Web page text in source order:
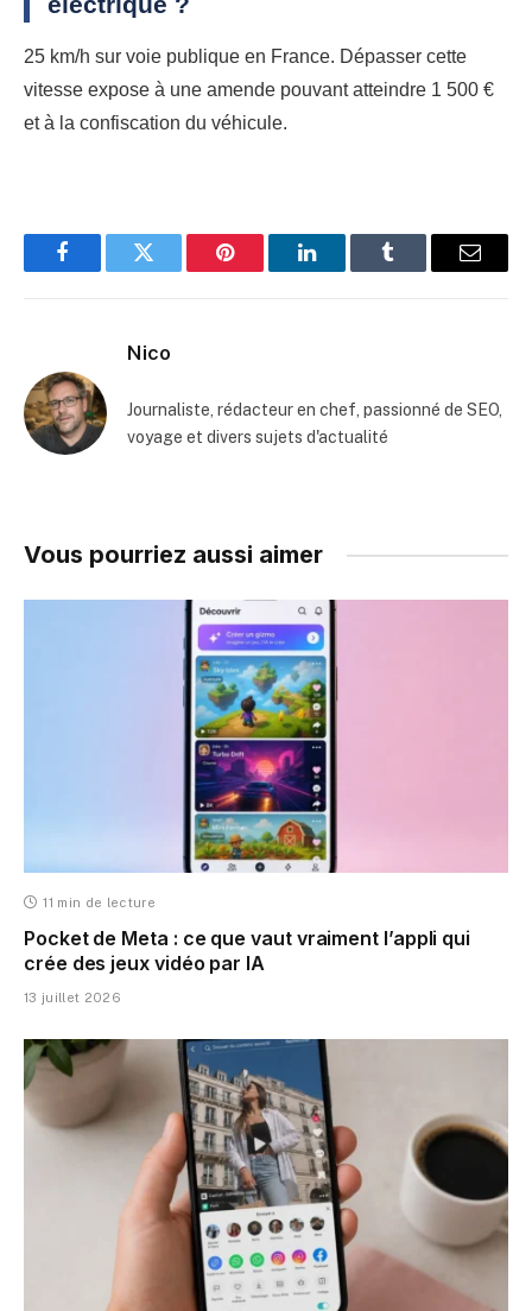
25 km/h sur voie publique en France. Dépasser cette
vitesse expose à une amende pouvant atteindre 1 500 €
et à la confiscation du véhicule.
FacebookTwitter Pinterest LinkedInTumblr Email
Nico
Journaliste, rédacteur en chef, passionné de SEO,
voyage et divers sujets d'actualité
Vous pourriez aussi aimer
11 min de lecture
Pocket de Meta : ce que vaut vraiment l’appli qui
crée des jeux vidéo par IA
13 juillet 2026